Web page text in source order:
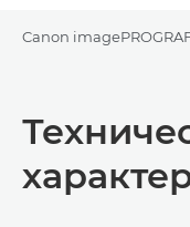
Canon
Технические